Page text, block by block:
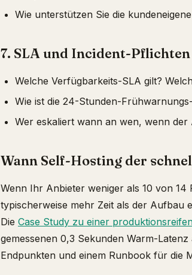
Wie unterstützen Sie die
7. SLA und Incident-Pflichten
Welche Verfügbarkeits-SLA gilt?
Wie ist die 24-Stunden-
Wer eskaliert wann an wen, wenn
Wann Self-Hosting der
Wenn Ihr Anbieter weniger als 10 von
typischerweise mehr Zeit als der Aufbau
Die Case Study zu einer
gemessenen 0,3 Sekunden Warm-
Endpunkten und einem Runbook für die